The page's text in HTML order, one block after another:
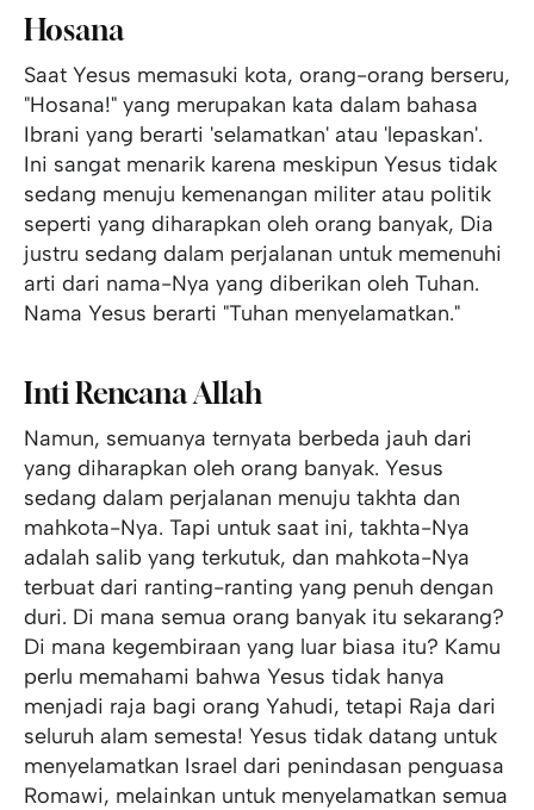
Hosana
Saat Yesus memasuki kota, orang-orang berseru,
"Hosana!" yang merupakan kata dalam bahasa
Ibrani yang berarti 'selamatkan' atau 'lepaskan'.
Ini sangat menarik karena meskipun Yesus tidak
sedang menuju kemenangan militer atau politik
seperti yang diharapkan oleh orang banyak, Dia
justru sedang dalam perjalanan untuk memenuhi
arti dari nama-Nya yang diberikan oleh Tuhan.
Nama Yesus berarti "Tuhan menyelamatkan."
Inti Rencana Allah
Namun, semuanya ternyata berbeda jauh dari
yang diharapkan oleh orang banyak. Yesus
sedang dalam perjalanan menuju takhta dan
mahkota-Nya. Tapi untuk saat ini, takhta-Nya
adalah salib yang terkutuk, dan mahkota-Nya
terbuat dari ranting-ranting yang penuh dengan
duri. Di mana semua orang banyak itu sekarang?
Di mana kegembiraan yang luar biasa itu? Kamu
perlu memahami bahwa Yesus tidak hanya
menjadi raja bagi orang Yahudi, tetapi Raja dari
seluruh alam semesta! Yesus tidak datang untuk
menyelamatkan Israel dari penindasan penguasa
Romawi, melainkan untuk menyelamatkan semua